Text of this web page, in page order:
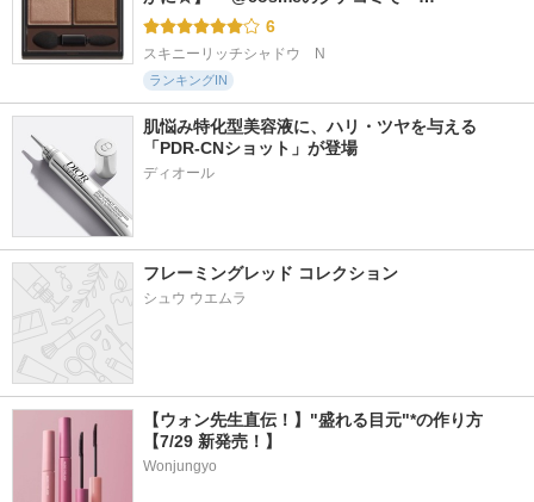
6
スキニーリッチシャドウ　N
ランキングIN
肌悩み特化型美容液に、ハリ・ツヤを与える
「PDR-CNショット」が登場
フレーミングレッド コレクション
シュウ ウエムラ
【ウォン先生直伝！】"盛れる目元"*の作り方
【7/29 新発売！】
Wonjungyo